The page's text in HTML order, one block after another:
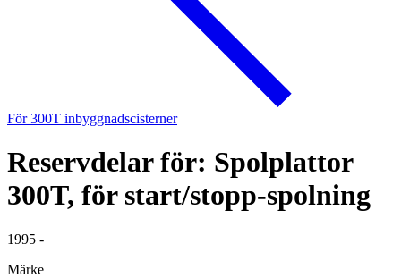
För 300T inbyggnadscisterner
Reservdelar för: Spolplattor
300T, för start/stopp-spolning
1995 -
Märke